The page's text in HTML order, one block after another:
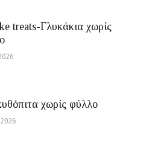
treats-Γλυκάκια χωρίς
χωρίς φύλλο
2026